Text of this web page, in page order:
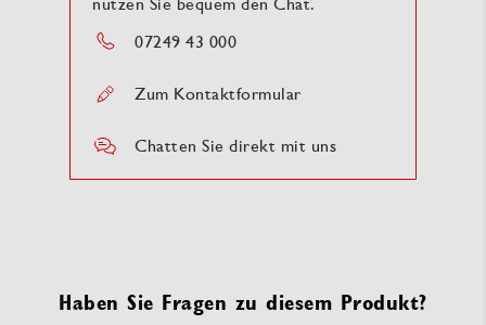
07249 43 000
Zum Kontaktformular
Chatten Sie direkt mit uns
Haben Sie Fragen zu diesem Produkt?